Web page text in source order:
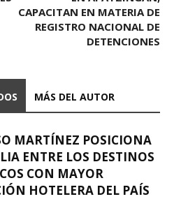
CAPACITAN EN MATERIA DE
REGISTRO NACIONAL DE
DETENCIONES
MÁS DEL AUTOR
MARTÍNEZ POSICIONA
ENTRE LOS DESTINOS
CON MAYOR
HOTELERA DEL PAÍS